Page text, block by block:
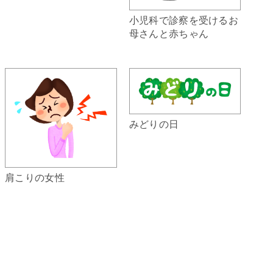
小児科で診察を受けるお
母さんと赤ちゃん
肩こりの女性
みどりの日